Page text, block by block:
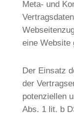
Meta- und
eine Website
Der Einsatz
der
potenziellen
Abs. 1 lit. b